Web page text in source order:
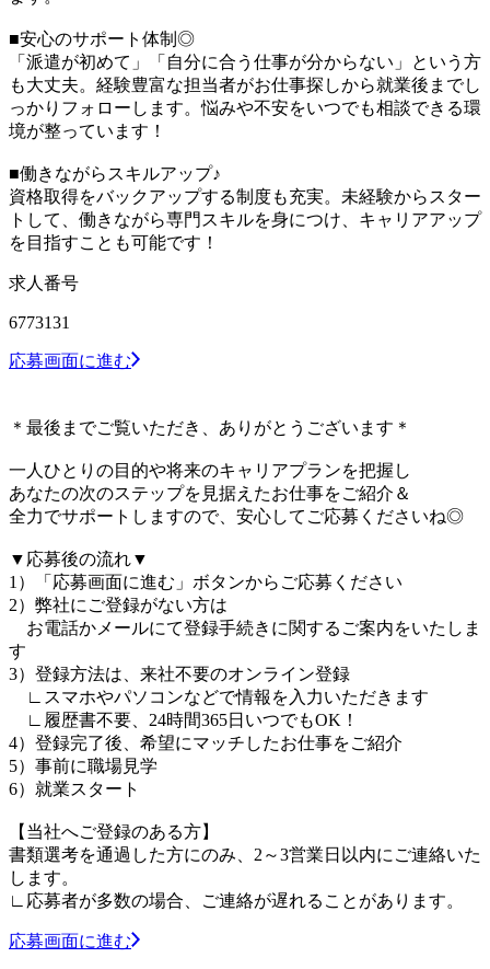
■安心のサポート体制◎
「派遣が初めて」「自分に合う仕事が分からない」という方
も大丈夫。経験豊富な担当者がお仕事探しから就業後までし
っかりフォローします。悩みや不安をいつでも相談できる環
境が整っています！
■働きながらスキルアップ♪
資格取得をバックアップする制度も充実。未経験からスター
トして、働きながら専門スキルを身につけ、キャリアアップ
を目指すことも可能です！
求人番号
6773131
応募画面に進む
＊最後までご覧いただき、ありがとうございます＊
一人ひとりの目的や将来のキャリアプランを把握し
あなたの次のステップを見据えたお仕事をご紹介＆
全力でサポートしますので、安心してご応募くださいね◎
▼応募後の流れ▼
1）「応募画面に進む」ボタンからご応募ください
2）弊社にご登録がない方は
お電話かメールにて登録手続きに関するご案内をいたしま
す
3）登録方法は、来社不要のオンライン登録
∟スマホやパソコンなどで情報を入力いただきます
∟履歴書不要、24時間365日いつでもOK！
4）登録完了後、希望にマッチしたお仕事をご紹介
5）事前に職場見学
6）就業スタート
【当社へご登録のある方】
書類選考を通過した方にのみ、2～3営業日以内にご連絡いた
します。
∟応募者が多数の場合、ご連絡が遅れることがあります。
応募画面に進む